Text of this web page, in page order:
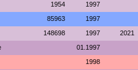
1954 1997
85963 1997
148698 1997 2021
01.1997
1998